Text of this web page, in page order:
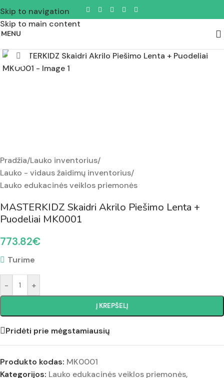
Skip to navigation
Skip to main content
MENU
Padidinti nuotrauką
Pradžia/Lauko inventorius/
Lauko - vidaus žaidimų inventorius/
Lauko edukacinės veiklos priemonės
MASTERKIDZ Skaidri Akrilo Piešimo Lenta +
Puodeliai MK0001
773.82€
Turime
- +
Į KREPŠELĮ
Pridėti prie mėgstamiausių
Produkto kodas: MK0001
Kategorijos: Lauko edukacinės veiklos priemonės,